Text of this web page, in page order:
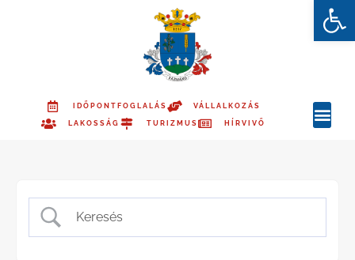
IDŐPONTFOGLALÁS VÁLLALKOZÁS
LAKOSSÁG TURIZMUS HÍRVIVŐ